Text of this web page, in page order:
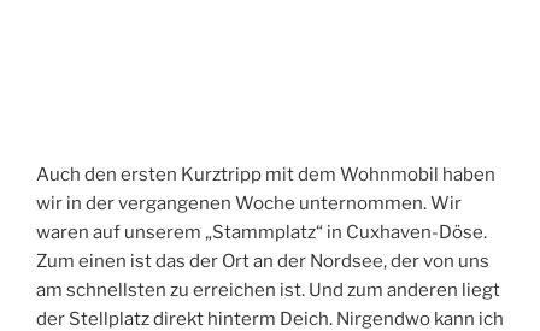
Auch den ersten Kurztripp mit dem Wohnmobil haben
wir in der vergangenen Woche unternommen. Wir
waren auf unserem „Stammplatz“ in Cuxhaven-Döse.
Zum einen ist das der Ort an der Nordsee, der von uns
am schnellsten zu erreichen ist. Und zum anderen liegt
der Stellplatz direkt hinterm Deich. Nirgendwo kann ich